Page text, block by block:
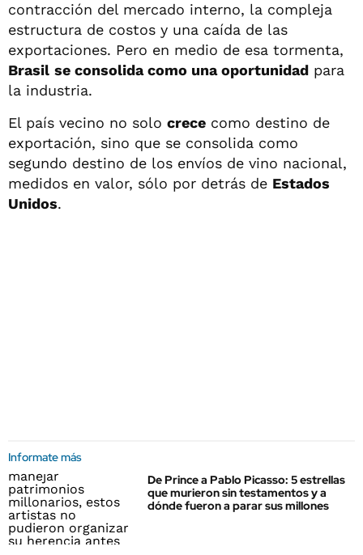
contracción del mercado interno, la compleja
estructura de costos y una caída de las
exportaciones. Pero en medio de esa tormenta,
Brasil se consolida como una oportunidad para
la industria.
El país vecino no solo crece como destino de
exportación, sino que se consolida como
segundo destino de los envíos de vino nacional,
medidos en valor, sólo por detrás de Estados
Unidos.
Informate más
De Prince a Pablo Picasso: 5 estrellas
que murieron sin testamentos y a
dónde fueron a parar sus millones